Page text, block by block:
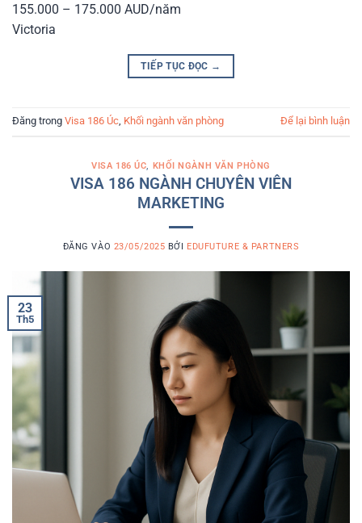
155.000 – 175.000 AUD/năm
Victoria
TIẾP TỤC ĐỌC →
Đăng trong Visa 186 Úc, Khối ngành văn phòng Để lại bình luận
VISA 186 ÚC, KHỐI NGÀNH VĂN PHÒNG
VISA 186 NGÀNH CHUYÊN VIÊN
MARKETING
ĐĂNG VÀO 23/05/2025 BỞI EDUFUTURE & PARTNERS
23
Th5